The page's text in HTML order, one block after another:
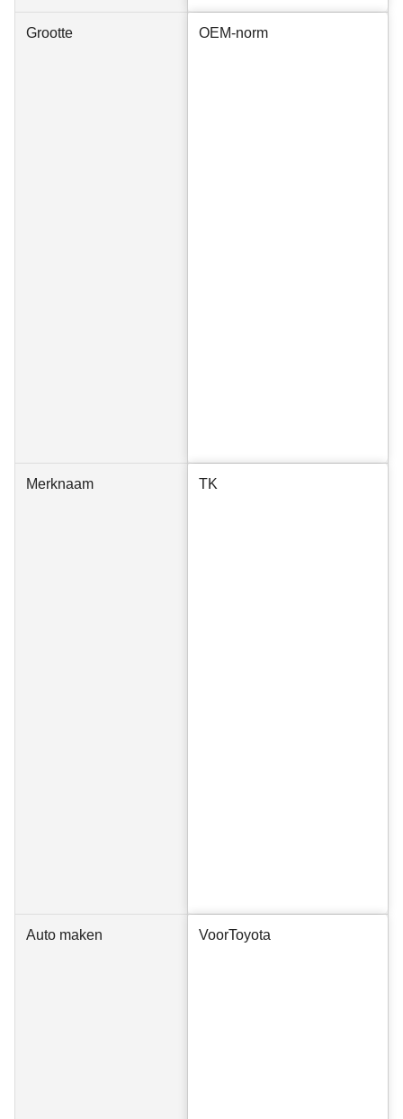
Grootte OEM-norm
Merknaam TK
Auto maken VoorToyota